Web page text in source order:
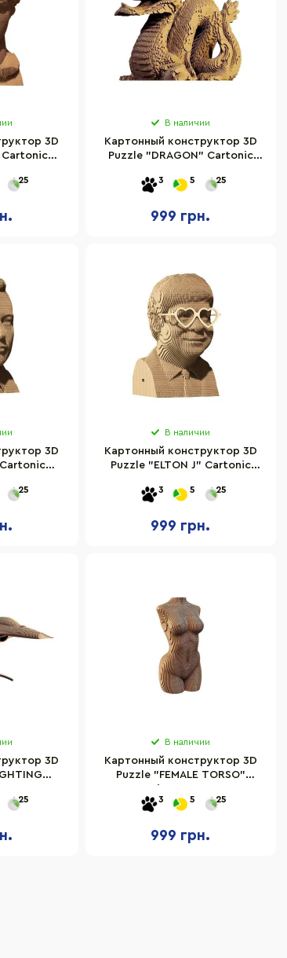
3D
Cartonic
25
В наличии
Картонный конструктор 3D
Puzzle "DRAGON" Cartonic
3 5 25
999 грн.
3D
25
В наличии
Картонный конструктор 3D
Puzzle "ELTON J" Cartonic
3 5 25
999 грн.
3D
25
В наличии
Картонный конструктор 3D
Puzzle "FEMALE TORSO"
3 5 25
999 грн.